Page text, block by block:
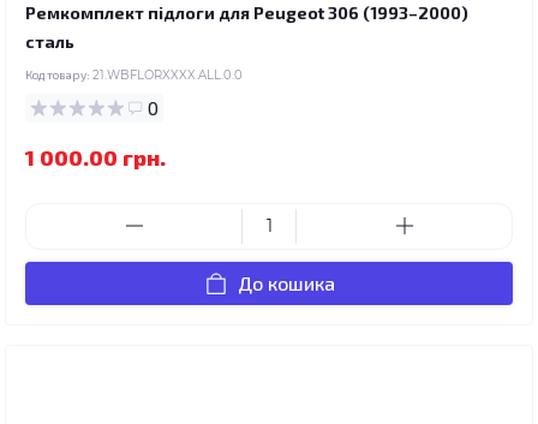
Ремкомплект підлоги для Peugeot 306 (1993–2000)
сталь
Код товару: 21.WBFLORXXXX.ALL.0.0
0
1 000.00 грн.
До кошика